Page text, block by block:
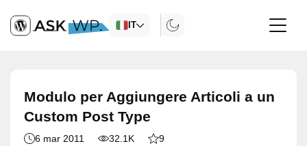
IT
Modulo per Aggiungere Articoli a un
Custom Post Type
6 mar 2011 32.1K 9